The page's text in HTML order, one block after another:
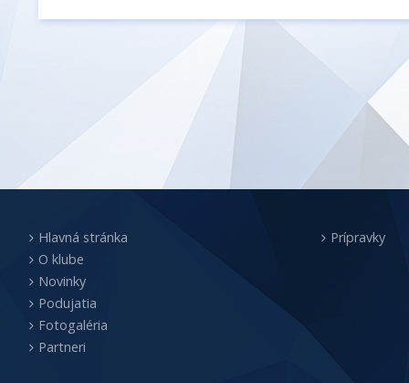
Hlavná stránka
O klube
Novinky
Podujatia
Fotogaléria
Partneri
Prípravky